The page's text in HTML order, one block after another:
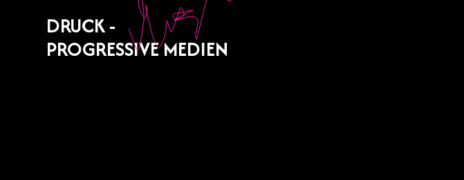
DRUCK -
PROGRESSIVE MEDIEN